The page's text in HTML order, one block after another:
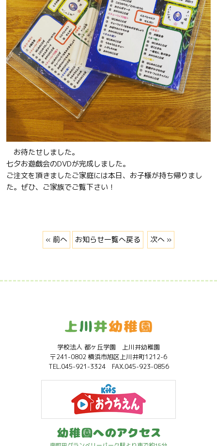
お待たせしました。
七夕お遊戯会のDVDが完成しました。
ご注文を頂きましたご家庭には本日、お子様が持ち帰りまし
た。ぜひ、ご家族でご覧下さい！
« 前へ お知らせ一覧へ戻る 次へ »
学校法人 都ヶ丘学園 上川井幼稚園
〒241-0802 横浜市旭区上川井町1212-6
TEL.045-921-3324 FAX.045-923-0856